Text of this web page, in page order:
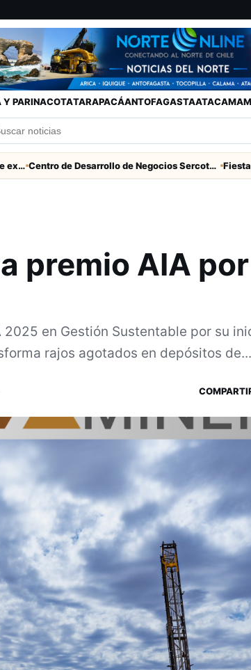
Y PARINACOTATARAPACÁANTOFAGASTAATACAMA
Centro de Desarrollo de Negocios Sercotec-INACAP inaugura Academia de Mujeres Empresarias 2026
premio AIA por
en Gestión Sustentable por su
rajos agotados en depósitos de...